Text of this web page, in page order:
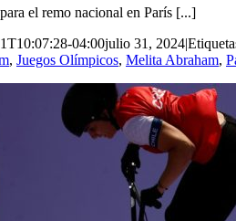
el remo nacional en París [...]
04:00julio 31, 2024|
, Juegos Olímpicos, Melita Abraham,